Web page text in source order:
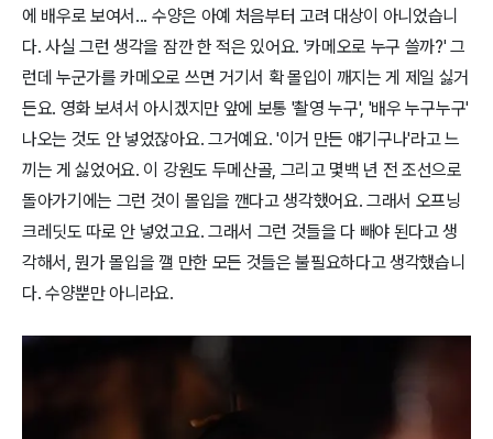
에 배우로 보여서... 수양은 아예 처음부터 고려 대상이 아니었습니
다. 사실 그런 생각을 잠깐 한 적은 있어요. '카메오로 누구 쓸까?' 그
런데 누군가를 카메오로 쓰면 거기서 확 몰입이 깨지는 게 제일 싫거
든요. 영화 보셔서 아시겠지만 앞에 보통 '촬영 누구', '배우 누구누구'
나오는 것도 안 넣었잖아요. 그거예요. '이거 만든 얘기구나'라고 느
끼는 게 싫었어요. 이 강원도 두메산골, 그리고 몇백 년 전 조선으로
돌아가기에는 그런 것이 몰입을 깬다고 생각했어요. 그래서 오프닝
크레딧도 따로 안 넣었고요. 그래서 그런 것들을 다 빼야 된다고 생
각해서, 뭔가 몰입을 깰 만한 모든 것들은 불필요하다고 생각했습니
다. 수양뿐만 아니라요.